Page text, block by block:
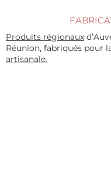
Produits régionaux
Réunion, fabriqués pour
artisanale.